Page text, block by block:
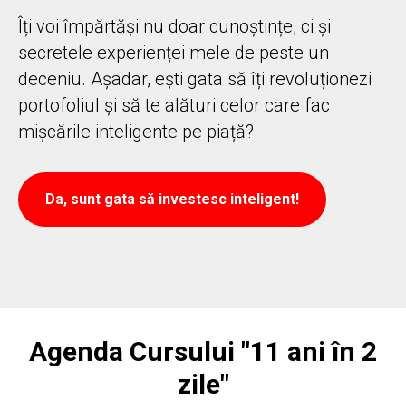
Îți voi împărtăși nu doar cunoștințe, ci și
secretele experienței mele de peste un
deceniu. Așadar, ești gata să îți revoluționezi
portofoliul și să te alături celor care fac
mișcările inteligente pe piață?
Da, sunt gata să investesc inteligent!
Agenda Cursului "11 ani în 2
zile"